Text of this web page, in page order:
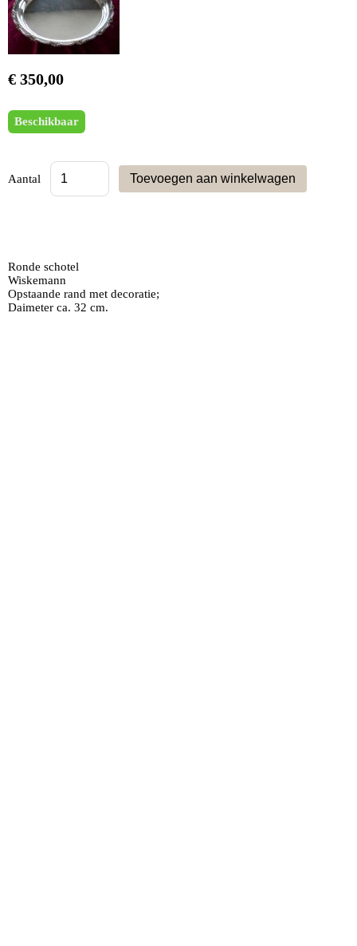
€ 350,00
Beschikbaar
Aantal
Ronde schotel
Wiskemann
Opstaande rand met decoratie;
Daimeter ca. 32 cm.